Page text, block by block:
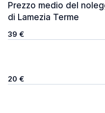
Prezzo medio del
di Lamezia Terme
39 €
20 €